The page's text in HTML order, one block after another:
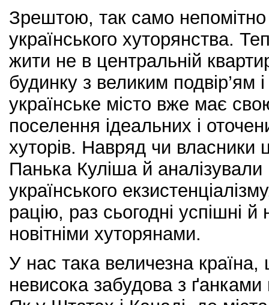
Зрештою, так само
українського хуторянства.
жити не в центральній
будинку з великим подвір’ям
українське місто вже має
поселення ідеальних і
хуторів. Навряд чи власники
Панька Куліша й аналізували
українського
рацію, раз сьогодні успішні
новітніми хуторянами.
У нас така величезна
невисока забудова з ґанками